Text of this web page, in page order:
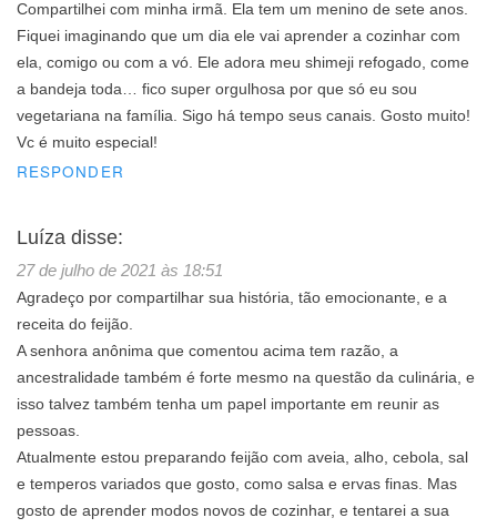
Compartilhei com minha irmã. Ela tem um menino de sete anos.
Fiquei imaginando que um dia ele vai aprender a cozinhar com
ela, comigo ou com a vó. Ele adora meu shimeji refogado, come
a bandeja toda… fico super orgulhosa por que só eu sou
vegetariana na família. Sigo há tempo seus canais. Gosto muito!
Vc é muito especial!
RESPONDER
Luíza disse:
27 de julho de 2021 às 18:51
Agradeço por compartilhar sua história, tão emocionante, e a
receita do feijão.
A senhora anônima que comentou acima tem razão, a
ancestralidade também é forte mesmo na questão da culinária, e
isso talvez também tenha um papel importante em reunir as
pessoas.
Atualmente estou preparando feijão com aveia, alho, cebola, sal
e temperos variados que gosto, como salsa e ervas finas. Mas
gosto de aprender modos novos de cozinhar, e tentarei a sua